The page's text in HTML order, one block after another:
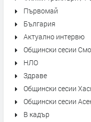
Първомай
България
Актуално интервю
Общински сесии
НЛО
Здраве
Общински сесии
Общински сесии
В кадър